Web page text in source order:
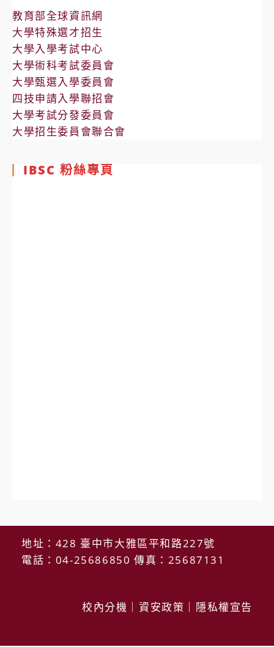
教育部全球資訊網
大學特殊選才招生
大學入學考試中心
大學術科考試委員會
大學甄選入學委員會
四技申請入學聯招會
大學考試分發委員會
大學招生委員會聯合會
IBSC 粉絲專頁
地址：428 臺中市大雅區平和路227號
電話：04-25686850 傳真：25687131
校內分機 資安政策 隱私權宣告